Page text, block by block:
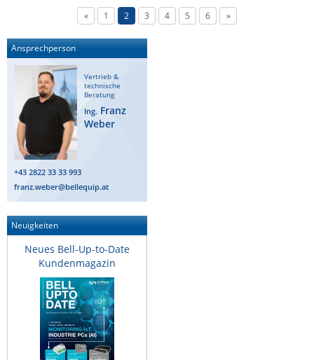
« 1 2 3 4 5 6 »
Ansprechperson
Vertrieb &
technische
Beratung
Ing. Franz
Weber
+43 2822 33 33 993
franz.weber@bellequip.at
Neuigkeiten
Neues Bell-Up-to-Date
Kundenmagazin